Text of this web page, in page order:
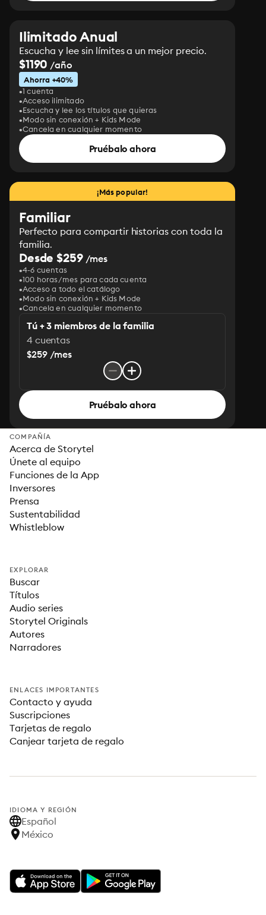
Ilimitado Anual
Escucha y lee sin límites a un mejor precio.
$1190 /año
Ahorra +40%
1 cuenta
Acceso ilimitado
Escucha y lee los títulos que quieras
Modo sin conexión + Kids Mode
Cancela en cualquier momento
Pruébalo ahora
¡Más popular!
Familiar
Perfecto para compartir historias con toda la
familia.
Desde $259/mes
4-6 cuentas
100 horas/mes para cada cuenta
Acceso a todo el catálogo
Modo sin conexión + Kids Mode
Cancela en cualquier momento
Tú + 3 miembros de la familia
4 cuentas
$259 /mes
Pruébalo ahora
COMPAÑÍA
Acerca de Storytel
Únete al equipo
Funciones de la App
Inversores
Prensa
Sustentabilidad
Whistleblow
EXPLORAR
Buscar
Títulos
Audio series
Storytel Originals
Autores
Narradores
ENLACES IMPORTANTES
Contacto y ayuda
Suscripciones
Tarjetas de regalo
Canjear tarjeta de regalo
IDIOMA Y REGIÓN
Español
México